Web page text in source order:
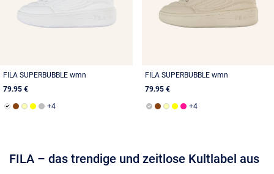
FILA SUPERBUBBLE wmn
79.95 €
FILA SUPERBUBBLE wmn
79.95 €
FILA – das trendige und zeitlose Kultlabel aus